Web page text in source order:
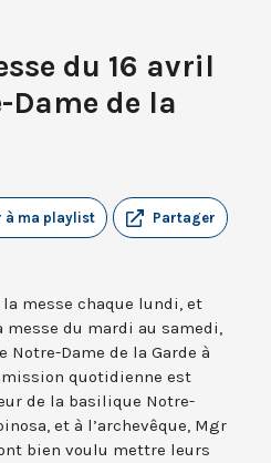
du 16 avril
Dame de la
Partager
à ma playlist
la messe chaque lundi, et
messe du mardi au samedi,
Dame de la Garde à
quotidienne est
de la basilique Notre-
et à l’archevêque, Mgr
bien voulu mettre leurs